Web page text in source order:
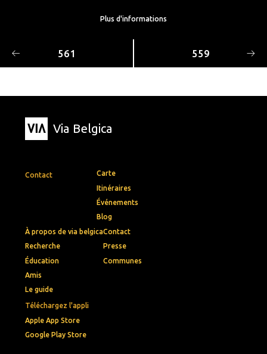
Plus d'informations
561 559
Via Belgica
Contact
Téléchargez l'appli
Apple App Store
Google Play Store
Carte
Itinéraires
Événements
Blog
À propos de via belgica
Recherche
Éducation
Amis
Le guide
Contact
Presse
Communes